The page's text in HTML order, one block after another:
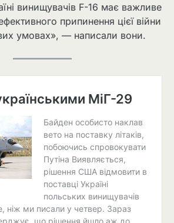
винищувачів F-16 має важливе
припинення цієї війни
умовах», — написали вони.